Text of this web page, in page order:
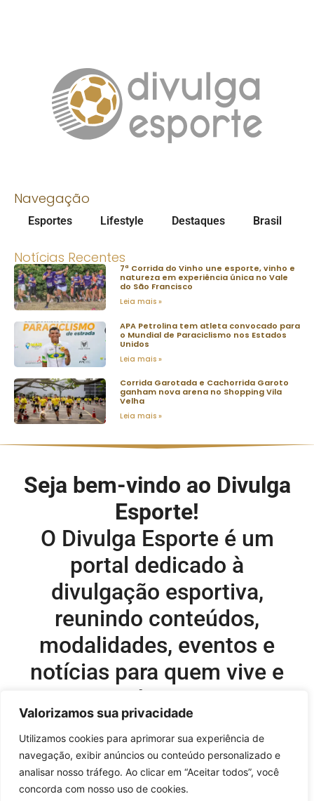
Valorizamos sua privacidade
Utilizamos cookies para aprimorar sua experiência de
navegação, exibir anúncios ou conteúdo personalizado e
analisar nosso tráfego. Ao clicar em “Aceitar todos”, você
concorda com nosso uso de cookies.
Navegação
Esportes Lifestyle Destaques Brasil
Notícias Recentes
7ª Corrida do Vinho une esporte, vinho e
natureza em experiência única no Vale
do São Francisco
Leia mais »
APA Petrolina tem atleta convocado para
o Mundial de Paraciclismo nos Estados
Unidos
Leia mais »
Corrida Garotada e Cachorrida Garoto
ganham nova arena no Shopping Vila
Velha
Leia mais »
Seja bem-vindo ao Divulga
Esporte!
O Divulga Esporte é um
portal dedicado à
divulgação esportiva,
reunindo conteúdos,
modalidades, eventos e
notícias para quem vive e
acompanha o esporte.
Editor-chefe e comercial do site:
Flavio Perez –flavio@onboardsports.net
+55 11 99949-8035